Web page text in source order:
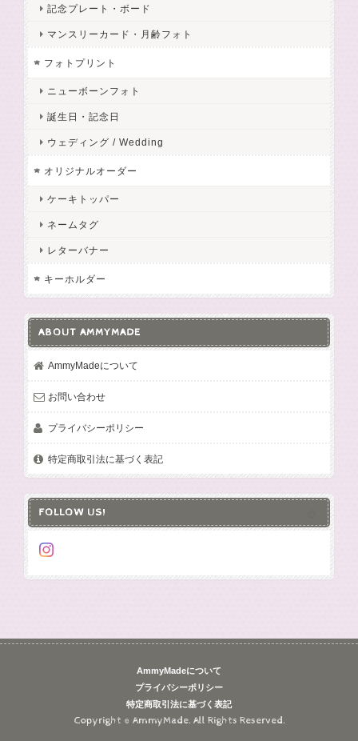
記念プレート・ボード
マンスリーカード・月齢フォト
フォトプリント
ニューボーンフォト
誕生日・記念日
ウェディング / Wedding
オリジナルオーダー
ケーキトッパー
ネームタグ
レターバナー
キーホルダー
ABOUT AMMYMADE
AmmyMadeについて
お問い合わせ
プライバシーポリシー
特定商取引法に基づく表記
FOLLOW US!
AmmyMadeについて
プライバシーポリシー
特定商取引法に基づく表記
Copyright © AmmyMade. All Rights Reserved.